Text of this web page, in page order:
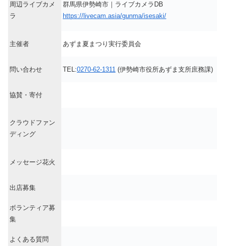
周辺ライブカメ
ラ
群馬県伊勢崎市｜ライブカメラDB
https://livecam.asia/gunma/isesaki/
主催者 あずま夏まつり実行委員会
問い合わせ TEL:0270-62-1311 (伊勢崎市役所あずま支所庶務課)
協賛・寄付
クラウドファン
ディング
メッセージ花火
出店募集
ボランティア募
集
よくある質問